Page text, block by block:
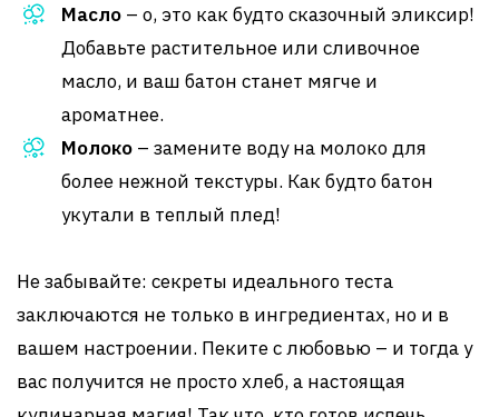
Масло – о, это как будто сказочный эликсир!
Добавьте растительное или сливочное
масло, и ваш батон станет мягче и
ароматнее.
Молоко – замените воду на молоко для
более нежной текстуры. Как будто батон
укутали в теплый плед!
Не забывайте: секреты идеального теста
заключаются не только в ингредиентах, но и в
вашем настроении. Пеките с любовью – и тогда у
вас получится не просто хлеб, а настоящая